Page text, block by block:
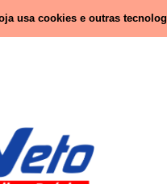
para rede nacional móvel)
usa cookies e outras